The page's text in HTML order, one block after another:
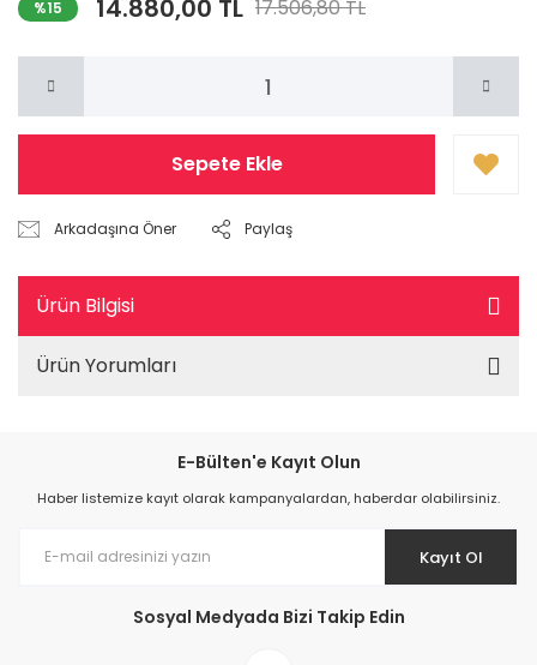
%15 14.880,00 TL 17.506,80 TL
Sepete Ekle
Arkadaşına Öner Paylaş
Ürün Bilgisi
Ürün Yorumları
E-Bülten'e Kayıt Olun
Haber listemize kayıt olarak kampanyalardan, haberdar olabilirsiniz.
Kayıt Ol
Sosyal Medyada Bizi Takip Edin